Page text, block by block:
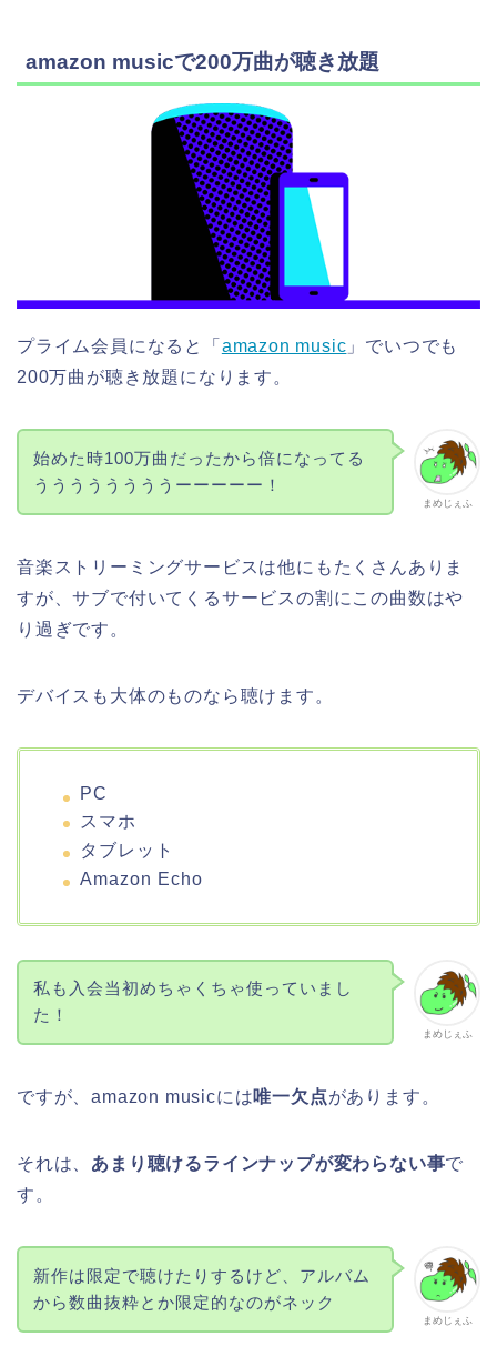
amazon musicで200万曲が聴き放題
プライム会員になると「 amazon music 」でいつでも
200万曲が聴き放題になります。
まめじぇふ
始めた時100万曲だったから倍になってる
ううううううううーーーーー！
音楽ストリーミングサービスは他にもたくさんありま
すが、サブで付いてくるサービスの割にこの曲数はや
り過ぎです。
デバイスも大体のものなら聴けます。
PC
スマホ
タブレット
Amazon Echo
まめじぇふ
私も入会当初めちゃくちゃ使っていまし
た！
ですが、amazon musicには唯一欠点があります。
それは、 あまり聴けるラインナップが変わらない事で
す。
まめじぇふ
新作は限定で聴けたりするけど、アルバム
から数曲抜粋とか限定的なのがネック